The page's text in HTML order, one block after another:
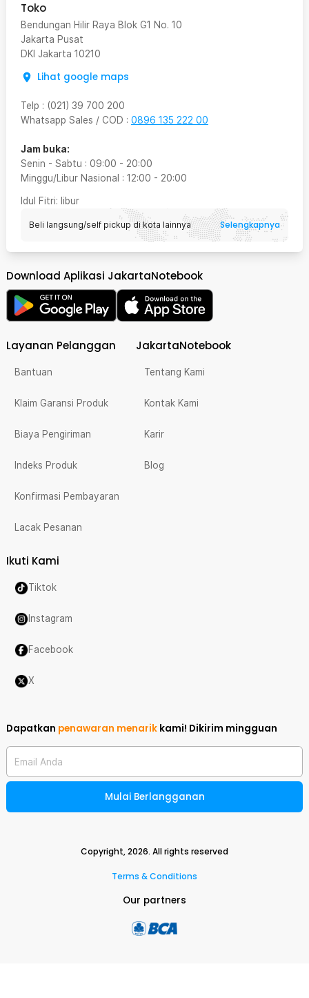
Toko
Bendungan Hilir Raya Blok G1 No. 10
Jakarta Pusat
DKI Jakarta 10210
Lihat google maps
Telp : (021) 39 700 200
Whatsapp Sales / COD : 0896 135 222 00
Jam buka:
Senin - Sabtu : 09:00 - 20:00
Minggu/Libur Nasional : 12:00 - 20:00
Idul Fitri: libur
Beli langsung/self pickup di kota lainnya Selengkapnya
Download Aplikasi JakartaNotebook
Layanan Pelanggan
Bantuan
Klaim Garansi Produk
Biaya Pengiriman
Indeks Produk
Konfirmasi Pembayaran
Lacak Pesanan
JakartaNotebook
Tentang Kami
Kontak Kami
Karir
Blog
Ikuti Kami
Tiktok
Instagram
Facebook
X
Dapatkan penawaran menarik kami! Dikirim mingguan
Email Anda
Mulai Berlangganan
Copyright,2026. All rights reserved
Terms & Conditions
Our partners